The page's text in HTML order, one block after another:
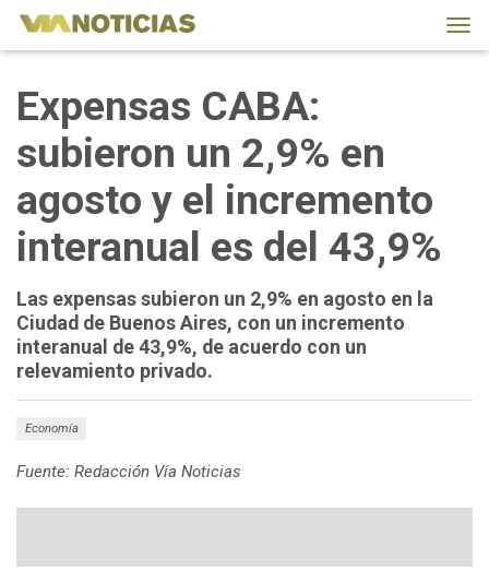
Expensas CABA:
subieron un 2,9% en
agosto y el incremento
interanual es del 43,9%
Las expensas subieron un 2,9% en agosto en la
Ciudad de Buenos Aires, con un incremento
interanual de 43,9%, de acuerdo con un
relevamiento privado.
Economía
Fuente: Redacción Vía Noticias